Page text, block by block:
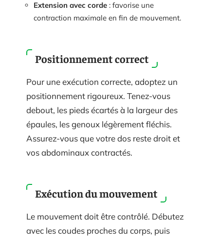
Extension avec corde : favorise une
contraction maximale en fin de mouvement.
Positionnement correct
Pour une exécution correcte, adoptez un
positionnement rigoureux. Tenez-vous
debout, les pieds écartés à la largeur des
épaules, les genoux légèrement fléchis.
Assurez-vous que votre dos reste droit et
vos abdominaux contractés.
Exécution du mouvement
Le mouvement doit être contrôlé. Débutez
avec les coudes proches du corps, puis